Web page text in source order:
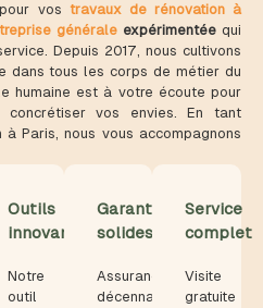
vos travaux de rénovation à
générale expérimentée qui
Depuis 2017, nous cultivons
dans tous les corps de métier du
humaine est à votre écoute pour
concrétiser vos envies. En tant
à Paris, nous vous accompagnons
Outils
innovants
Notre
outil
Garanties
solides
Assurance
décennale
Service
complet
Visite
gratuite